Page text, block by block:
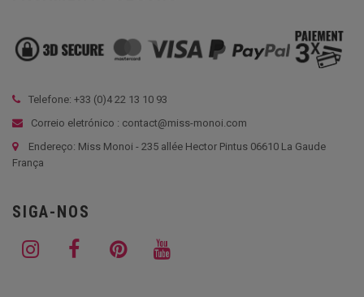
Telefone: +33 (0)4 22 13 10 93
Correio eletrónico : contact@miss-monoi.com
Endereço: Miss Monoi - 235 allée Hector Pintus 06610 La Gaude
França
SIGA-NOS